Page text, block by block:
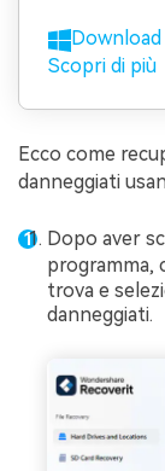
Scopri di più
Ecco come
danneggiati
Dopo aver
programma,
trova e
danneggiati.